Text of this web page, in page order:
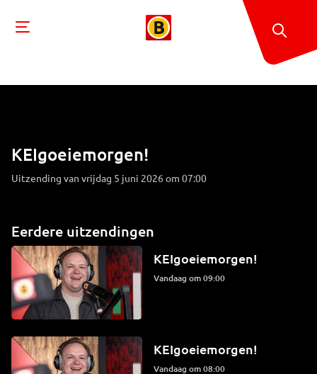
KEIgoeiemorgen!
Uitzending van vrijdag 5 juni 2026 om 07:00
Eerdere uitzendingen
KEIgoeiemorgen!
Vandaag om 09:00
KEIgoeiemorgen!
Vandaag om 08:00